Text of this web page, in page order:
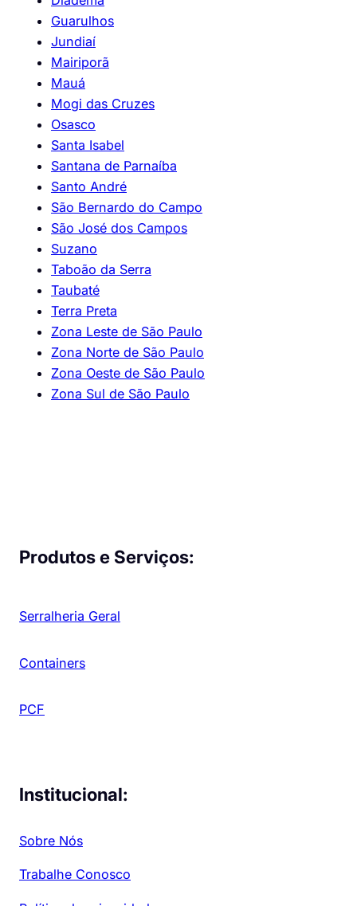
Guarulhos
Jundiaí
Mairiporã
Mauá
Mogi das Cruzes
Osasco
Santa Isabel
Santana de Parnaíba
Santo André
São Bernardo do Campo
São José dos Campos
Suzano
Taboão da Serra
Taubaté
Terra Preta
Zona Leste de São Paulo
Zona Norte de São Paulo
Zona Oeste de São Paulo
Zona Sul de São Paulo
Produtos e Serviços:
Serralheria Geral
Containers
PCF
Institucional:
Sobre Nós
Trabalhe Conosco